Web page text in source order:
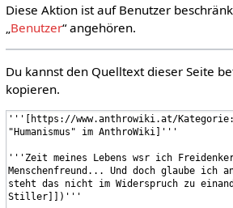
Diese Aktion ist auf Benutzer
Benutzer“ angehören.
Du kannst den Quelltext dieser Seite
kopieren.